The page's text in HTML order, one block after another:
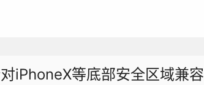
iPhoneX等底部安全区域兼容